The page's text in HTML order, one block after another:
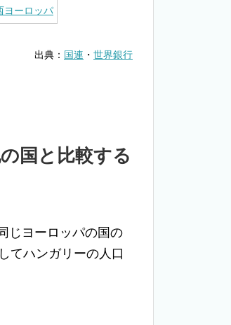
ヨーロッパ
出典： 国連 ・ 世界銀行
国と比較する
じヨーロッパの国の
てハンガリーの人口